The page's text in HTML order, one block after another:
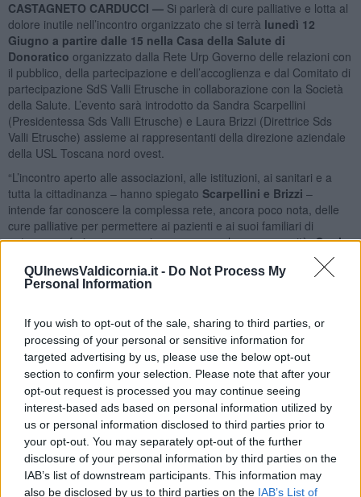
QUInewsValdicornia.it - Do Not Process My
Personal Information
If you wish to opt-out of the sale, sharing to third parties, or
processing of your personal or sensitive information for
targeted advertising by us, please use the below opt-out
section to confirm your selection. Please note that after your
opt-out request is processed you may continue seeing
interest-based ads based on personal information utilized by
us or personal information disclosed to third parties prior to
your opt-out. You may separately opt-out of the further
disclosure of your personal information by third parties on the
IAB’s list of downstream participants. This information may
also be disclosed by us to third parties on the IAB’s List of
CASTAGNETO CARDUCCI — Si parlerà di cure palliative e lotta al
dolore inutile nell’incontro organizzato che si terrà lunedì 12
Giugno a partire dalle 15 nella Casa della Salute di
Donoratico organizzato dalla Rete Urp Governo delle relazioni con
il pubblico, della partecipazione e dell’accoglienza e dal Comitato di
partecipazione SdS Valli Etrusche in collaborazione con la Società
della Salute. L’evento sarà introdotto da Sandra Scarpellini
(Presidentessa Sds Valli Etrusche) e Laura Brizzi (Direttrice Sds
Valli Etrusche) assieme ai rappresentanti della direzione aziendale
della USL Toscana nord ovest.
“L’incontro aperto alle associazioni, alle istituzioni, ai sanitari e a
tutta la cittadinanza – hanno spiegato Scarpellini e Brizzi –
intende far conoscere la complessa rete, ancora poco nota, delle
cure palliative per permettere ai pazienti e ai suoi familiari di
poterne usufruire con maggiore consapevolezza e serenità.Oggi
le cure palliative non possono più essere considerate come
cure di fine vita e quindi intervenire solamente quando
terminano gli altri trattamenti.
specialistiche in modo da poter garantire una reale pianificazione
condivisa tra paziente, famiglia, specialista e medico di famiglia. In
questo modo si riesce a garantire al paziente, opportunamente
accompagnato e informato della traiettoria della patologia di cui è
affetto, di poter scegliere il meglio per se stesso”.
“In questi anni – ha ricordatoCostanza Galli, responsabile della
rete aziendale delle Cure Palliative– c’è stato un progressivo
rafforzamento quantitativo e qualitativo dei servizi offerti che